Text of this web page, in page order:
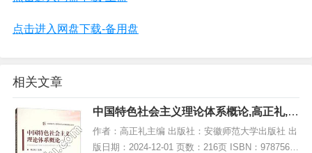
点击进入网盘下载-备用盘
相关文章
中国特色社会主义理论体系概论,高正礼,P
DF电子书网盘下载
作者：高正礼主编 出版社：安徽师范大学出版社 出
版日期：2024-12-01 页数：216页 ISBN：97875676